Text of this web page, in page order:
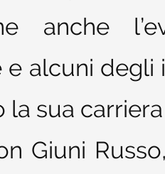
anche
e alcuni degli
la sua
Giuni